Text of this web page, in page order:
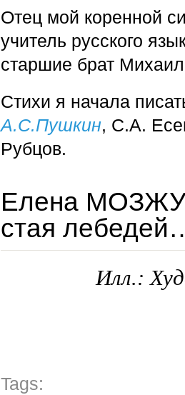
Отец мой коренной
учитель русского
старшие брат
Стихи я начала
А.С.Пушкин, С.А.
Рубцов.
Елена
стая
Илл.:
Tags: